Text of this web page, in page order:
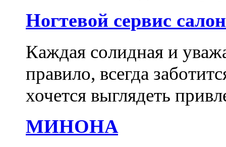
Ногтевой сервис
Каждая солидная и
правило, всегда
хочется выглядеть
МИНОНА